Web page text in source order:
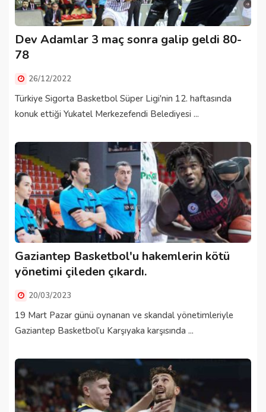
Dev Adamlar 3 maç sonra galip geldi 80-
78
26/12/2022
Türkiye Sigorta Basketbol Süper Ligi'nin 12. haftasında
konuk ettiği Yukatel Merkezefendi Belediyesi ...
Gaziantep Basketbol'u hakemlerin kötü
yönetimi çileden çıkardı.
20/03/2023
19 Mart Pazar günü oynanan ve skandal yönetimleriyle
Gaziantep Basketbol’u Karşıyaka karşısında ...